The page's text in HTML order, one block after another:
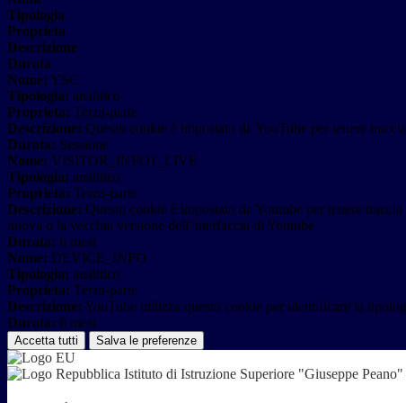
Tipologia
Proprieta
Descrizione
Durata
Nome: YSC
Tipologia: analitico
Proprieta: Terza-parte
Descrizione: Questo cookie è impostato da YouTube per tenere
Durata: Sessione
Nome: VISITOR_INFO1_LIVE
Tipologia: analitico
Proprieta: Terza-parte
Descrizione: Questo cookie è impostato da Youtube per tenere
nuova o la vecchia versione dell'interfaccia di Youtube.
Durata: 6 mesi
Nome: DEVICE_INFO
Tipologia: analitico
Proprieta: Terza-parte
Descrizione: YouTube utilizza questo cookie per identificare la
Durata: 6 mesi
Accetta tutti Salva le preferenze
Istituto di Istruzione Superiore "Giuseppe